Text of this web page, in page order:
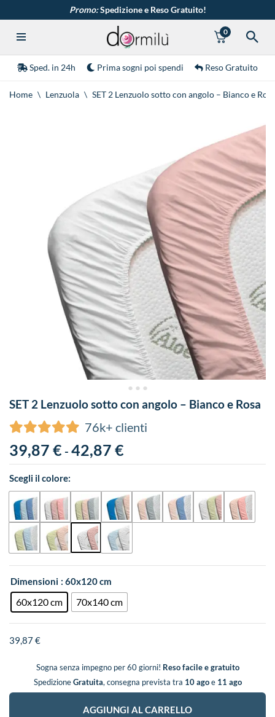
Vai
contenuto
Promo:Spedizione e Reso Gratuito!
0
Sped. in 24h Prima sogni poi spendi Reso Gratuito
Home \ Lenzuola \ SET 2 Lenzuolo sotto con angolo – Bianco e Rosa
SET 2 Lenzuolo sotto con angolo – Bianco e Rosa
76k+ clienti
39,87 € - 42,87 €
Scegli il colore:
Dimensioni : 60x120 cm
60x120 cm 70x140 cm
39,87€
Sogna senza impegno per 60 giorni! Reso facile e gratuito
SpedizioneGratuita, consegna prevista tra 10 agoe 11 ago
AGGIUNGI AL CARRELLO